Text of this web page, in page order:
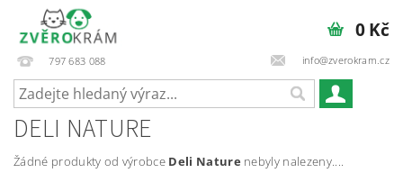
797 683 088 info@zverokram.cz
0 Kč
DELI NATURE
Žádné produkty od výrobce Deli Nature nebyly nalezeny....